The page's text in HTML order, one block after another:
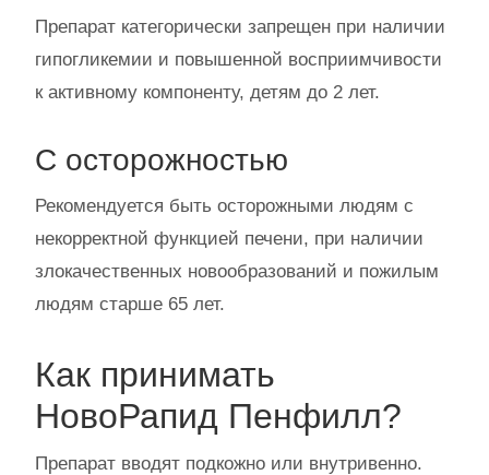
Препарат категорически запрещен при наличии
гипогликемии и повышенной восприимчивости
к активному компоненту, детям до 2 лет.
С осторожностью
Рекомендуется быть осторожными людям с
некорректной функцией печени, при наличии
злокачественных новообразований и пожилым
людям старше 65 лет.
Как принимать
НовоРапид Пенфилл?
Препарат вводят подкожно или внутривенно.